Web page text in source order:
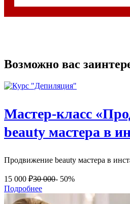
Возможно вас
Мастер-класс
beauty мастера в
Продвижение beauty мастера в
15 000 ₽30 000- 50%
Подробнее